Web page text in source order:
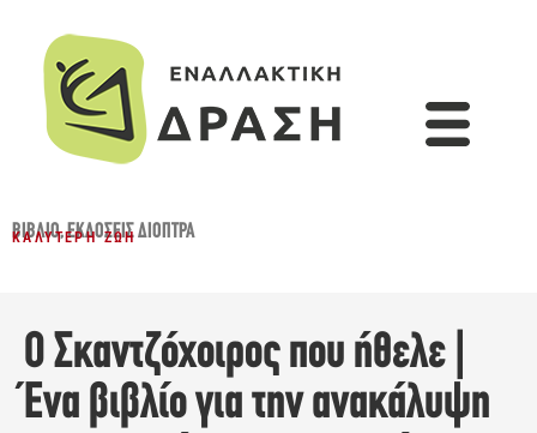
ΒΙΒΛΊΟ,ΕΚΔΌΣΕΙΣ ΔΙΌΠΤΡΑ
ΚΑΛΎΤΕΡΗ ΖΩΉ
Ο Σκαντζόχοιρος που ήθελε |
Ένα βιβλίο για την ανακάλυψη